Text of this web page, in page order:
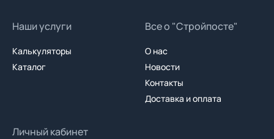
Наши услуги
Калькуляторы
Каталог
Все о "Стройпосте"
О нас
Новости
Контакты
Доставка и оплата
Личный кабинет